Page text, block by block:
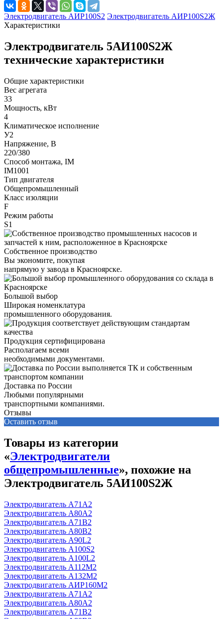
Электродвигатель АИР100S2 Электродвигатель АИР100S2Ж
Характеристики
Электродвигатель 5АИ100S2Ж
технические характеристики
Общие характеристики
Вес агрегата
33
Мощность, кВт
4
Климатическое исполнение
У2
Напряжение, В
220/380
Способ монтажа, IM
IM1001
Тип двигателя
Общепромышленный
Класс изоляции
F
Режим работы
S1
Собственное производство
Вы экономите, покупая
напрямую у завода в Красноярске.
Большой выбор
Широкая номенклатура
промышленного оборудования.
Продукция сертифицирована
Располагаем всеми
необходимыми документами.
Доставка по России
Любыми популярными
транспортными компаниями.
Отзывы
Оставить отзыв
Товары из категории
«Электродвигатели
общепромышленные», похожие на
Электродвигатель 5АИ100S2Ж
Электродвигатель А71А2
Электродвигатель А80А2
Электродвигатель А71В2
Электродвигатель А80В2
Электродвигатель А90L2
Электродвигатель А100S2
Электродвигатель А100L2
Электродвигатель А112М2
Электродвигатель А132М2
Электродвигатель АИР160М2
Электродвигатель А71А2
Электродвигатель А80А2
Электродвигатель А71В2